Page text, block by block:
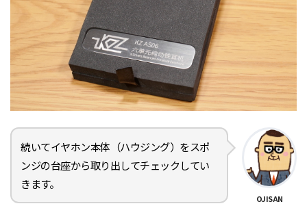
続いてイヤホン本体（ハウジング）をスポ
ンジの台座から取り出してチェックしてい
きます。
OJISAN